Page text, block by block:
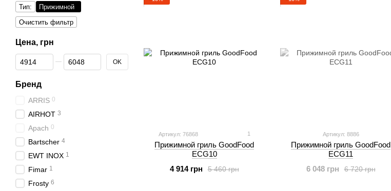
Артикул: 76868 1
Прижимной гриль GoodFood
ECG10
5 460 грн
4 914 грн
Артикул: 8886
Прижимной гриль GoodFood
ECG11
6 720 грн
6 048 грн
Тип:
Прижимной
Очистить фильтр
Цена, грн
От Цена, грн
До Цена, грн OK
Бренд
ARRIS 0
AIRHOT 3
Apach 0
Bartscher 4
EWT INOX 1
Fimar 1
Frosty 6